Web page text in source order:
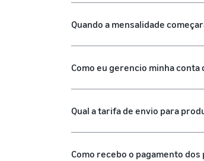
Quando a mensalidade
Como eu gerencio minha conta
Qual a tarifa de envio para
Como recebo o pagamento